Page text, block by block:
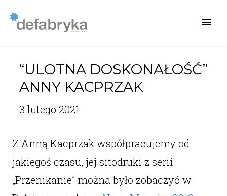
“ULOTNA DOSKONAŁOŚĆ”
ANNY KACPRZAK
3 lutego 2021
Z Anną Kacprzak współpracujemy od
jakiegoś czasu, jej sitodruki z serii
„Przenikanie” można było zobaczyć w